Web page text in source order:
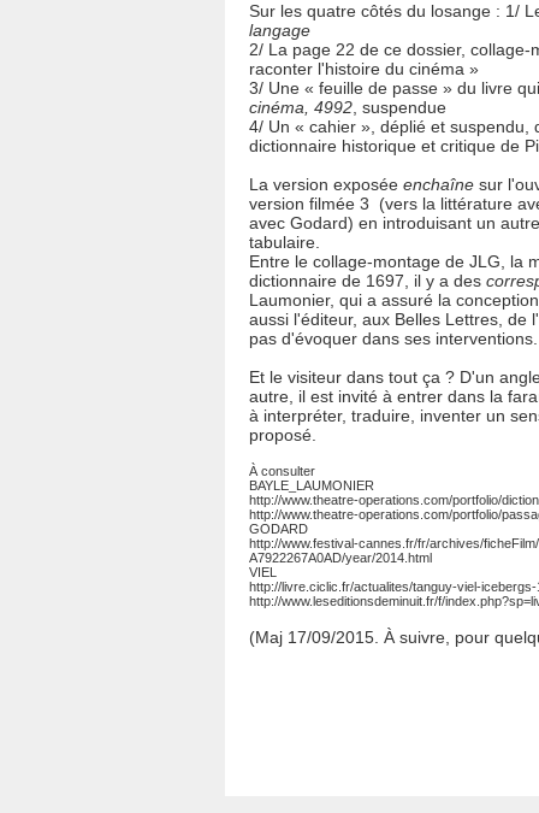
Sur les quatre côtés du losange : 1/
langage
2/ La page 22 de ce dossier, collage-
raconter l'histoire du cinéma »
3/ Une « feuille de passe » du livre
cinéma, 4992 , suspendue
4/ Un « cahier », déplié et suspendu,
dictionnaire historique et critique de
La version exposée enchaîne sur
version filmée 3 (vers la littérature
avec Godard) en introduisant un
tabulaire.
Entre le collage-montage de JLG, la
dictionnaire de 1697, il y a des
Laumonier, qui a assuré la
aussi l'éditeur, aux Belles Lettres, de
pas d'évoquer dans ses interventions.
Et le visiteur dans tout ça ? D'un
autre, il est invité à entrer dans la
à interpréter, traduire, inventer un
proposé.
À consulter
BAYLE_LAUMONIER
http://www.theatre-operations.com/portfolio/
http://www.theatre-operations.com/portfolio/
GODARD
http://www.festival-cannes.fr/fr/archives/
A7922267A0AD/year/2014.html
VIEL
http://livre.ciclic.fr/actualites/tanguy-viel-
http://www.leseditionsdeminuit.fr/f/
(Maj 17/09/2015. À suivre, pour